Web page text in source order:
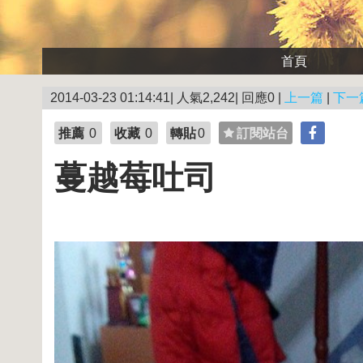
首頁
2014-03-23 01:14:41| 人氣2,242| 回應0 | 上一篇 下一
推薦 0 收藏 0 轉貼0 訂閱站台
蔓越莓吐司